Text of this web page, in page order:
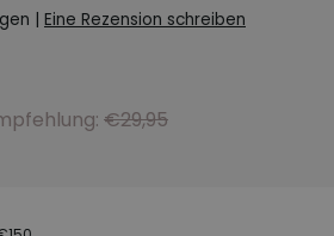
| Eine Rezension schreiben
€29,95